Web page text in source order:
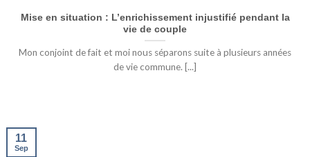
Mise en situation : L’enrichissement injustifié pendant la
vie de couple
Mon conjoint de fait et moi nous séparons suite à plusieurs années
de vie commune. [...]
11
Sep